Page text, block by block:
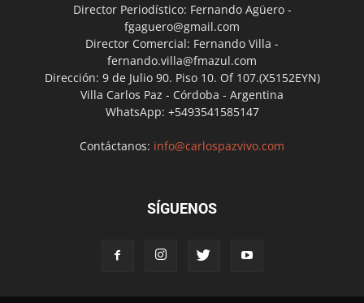
Director Periodístico: Fernando Agüero -
fgaguero@gmail.com
Director Comercial: Fernando Villa -
fernando.villa@fmazul.com
Dirección: 9 de Julio 90. Piso 10. Of 107.(X5152EYN)
Villa Carlos Paz - Córdoba - Argentina
WhatsApp: +5493541585147
Contáctanos: info@carlospazvivo.com
SÍGUENOS